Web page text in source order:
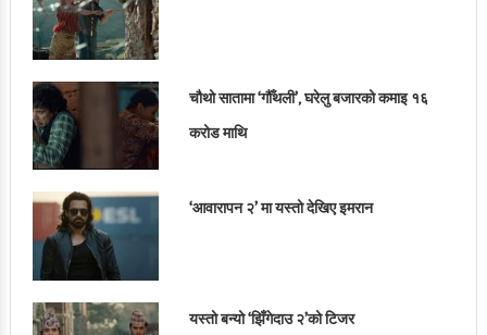
चौथो सातामा ‘गौँथली’, घरेलु बजारको कमाइ १६
करोड माथि
‘आवारापन २’ मा यस्तो देखिए इमरान
यस्तो बन्यो ‘झिँगेदाउ २’को टिजर